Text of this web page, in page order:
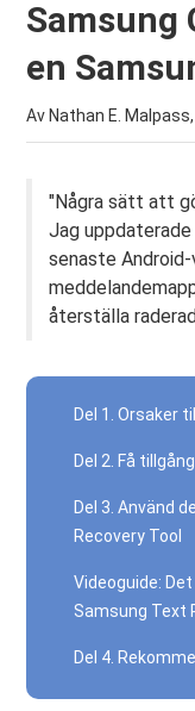
Samsung
en
Av Nathan E.
"Några sätt att
Jag
senaste
återställa
Del 1. Orsaker
Del 2. Få
Del 3. Använd
Recovery Tool
Videoguide:
Samsung Text
Del 4.